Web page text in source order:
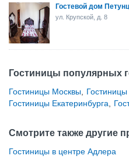
Гостевой дом Петунц
ул. Крупской, д. 8
Гостиницы популярных
Гостиницы Москвы
Гостиницы Екатеринбурга
Смотрите также другие
Гостиницы в центре Адлера